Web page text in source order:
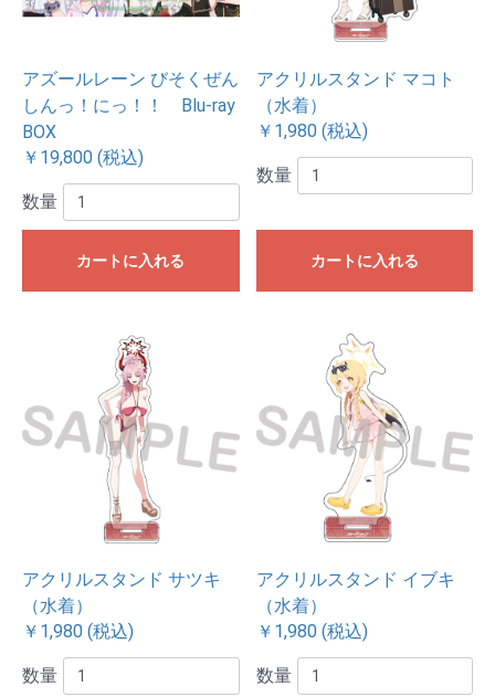
アズールレーン びそくぜん
しんっ！にっ！！ Blu-ray
BOX
￥19,800 (税込)
数量
カートに入れる
アクリルスタンド マコト
（水着）
￥1,980 (税込)
数量
カートに入れる
アクリルスタンド サツキ
（水着）
￥1,980 (税込)
数量
アクリルスタンド イブキ
（水着）
￥1,980 (税込)
数量